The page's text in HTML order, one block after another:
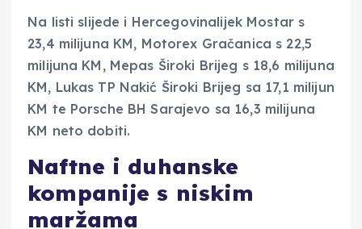
Na listi slijede i Hercegovinalijek Mostar s
23,4 milijuna KM, Motorex Gračanica s 22,5
milijuna KM, Mepas Široki Brijeg s 18,6 milijuna
KM, Lukas TP Nakić Široki Brijeg sa 17,1 milijun
KM te Porsche BH Sarajevo sa 16,3 milijuna
KM neto dobiti.
Naftne i duhanske
kompanije s niskim
maržama